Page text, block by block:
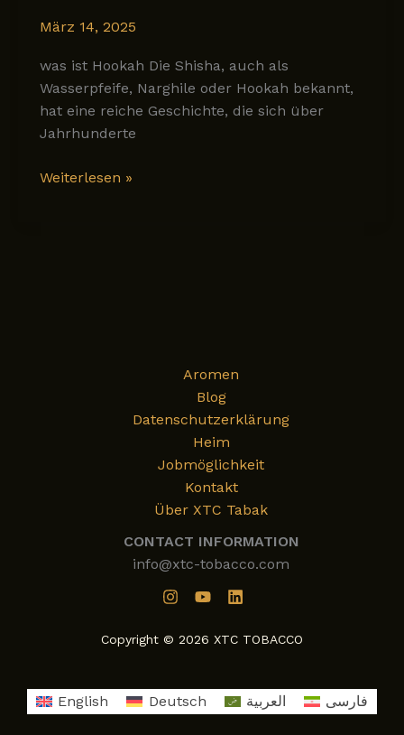
März 14, 2025
was ist Hookah Die Shisha, auch als
Wasserpfeife, Narghile oder Hookah bekannt,
hat eine reiche Geschichte, die sich über
Jahrhunderte
Die
Weiterlesen »
Aromen
Blog
Datenschutzerklärung
Heim
Jobmöglichkeit
Kontakt
Über XTC Tabak
CONTACT INFORMATION
info@xtc-tobacco.com
Copyright © 2026 XTC TOBACCO
English Deutsch العربية فارسی